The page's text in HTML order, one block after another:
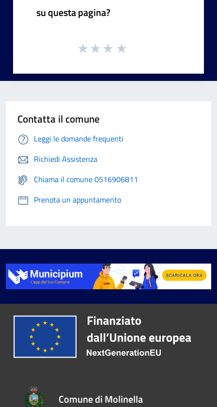
su questa pagina?
Contatta il comune
Leggi le domande frequenti
Richiedi Assistenza
Chiama il comune 0516906811
Prenota un appuntamento
Comune di Molinella